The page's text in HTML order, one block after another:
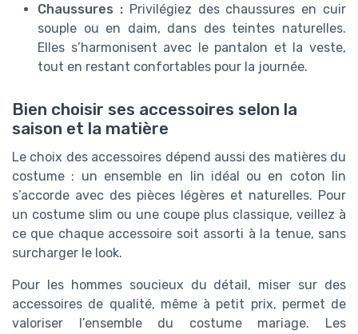
Chaussures :Privilégiez des chaussures en cuir
souple ou en daim, dans des teintes naturelles.
Elles s’harmonisent avec le pantalon et la veste,
tout en restant confortables pour la journée.
Bien choisir ses accessoires selon la
saison et la matière
Le choix des accessoires dépend aussi des matières du
costume : un ensemble en lin idéal ou en coton lin
s’accorde avec des pièces légères et naturelles. Pour
un costume slim ou une coupe plus classique, veillez à
ce que chaque accessoire soit assorti à la tenue, sans
surcharger le look.
Pour les hommes soucieux du détail, miser sur des
accessoires de qualité, même à petit prix, permet de
valoriser l’ensemble du costume mariage. Les